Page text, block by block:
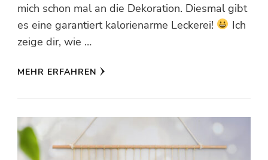
mich schon mal an die Dekoration. Diesmal gibt
es eine garantiert kalorienarme Leckerei!
Ich
zeige dir, wie …
MEHR ERFAHREN